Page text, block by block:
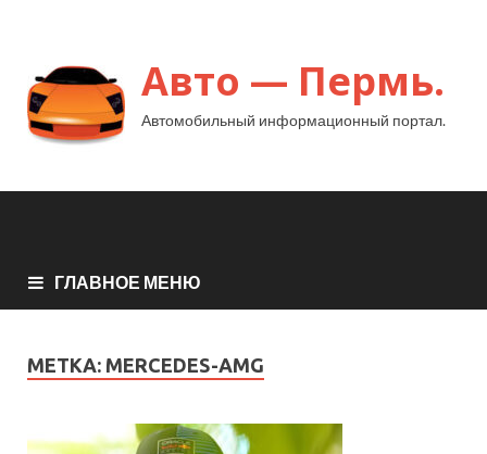
Авто — Пермь.
Автомобильный информационный портал.
ГЛАВНОЕ МЕНЮ
МЕТКА: MERCEDES-AMG